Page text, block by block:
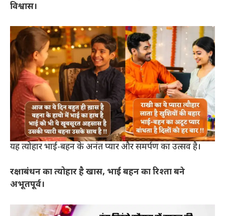
विश्वास।
यह त्योहार भाई-बहन के अनंत प्यार और समर्पण का उत्सव है।
रक्षाबंधन का त्योहार है खास, भाई बहन का रिश्ता बने
अभूतपूर्व।